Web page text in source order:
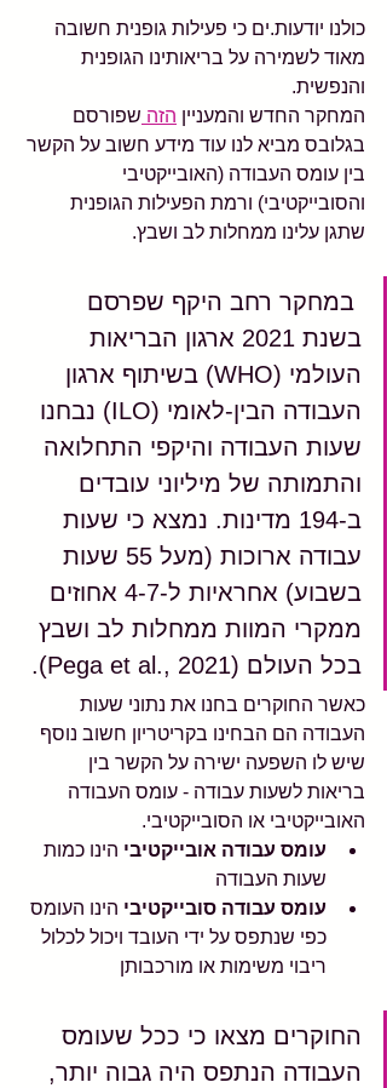
כולנו יודעות.ים כי פעילות גופנית חשובה
מאוד לשמירה על בריאותינו הגופנית
והנפשית.
המחקר החדש והמעניין הזה שפורסם
בגלובס מביא לנו עוד מידע חשוב על הקשר
בין עומס העבודה (האובייקטיבי
והסובייקטיבי) ורמת הפעילות הגופנית
שתגן עלינו ממחלות לב ושבץ.
במחקר רחב היקף שפרסם
בשנת 2021 ארגון הבריאות
העולמי (WHO) בשיתוף ארגון
העבודה הבין-לאומי (ILO) נבחנו
שעות העבודה והיקפי התחלואה
והתמותה של מיליוני עובדים
ב-194 מדינות. נמצא כי שעות
עבודה ארוכות (מעל 55 שעות
בשבוע) אחראיות ל-4-7 אחוזים
ממקרי המוות ממחלות לב ושבץ
בכל העולם (Pega et al., 2021).
כאשר החוקרים בחנו את נתוני שעות
העבודה הם הבחינו בקריטריון חשוב נוסף
שיש לו השפעה ישירה על הקשר בין
בריאות לשעות עבודה - עומס העבודה
האובייקטיבי או הסובייקטיבי.
עומס עבודה אובייקטיבי הינו כמות
שעות העבודה
עומס עבודה סובייקטיבי הינו העומס
כפי שנתפס על ידי העובד ויכול לכלול
ריבוי משימות או מורכבותן
החוקרים מצאו כי ככל שעומס
העבודה הנתפס היה גבוה יותר,